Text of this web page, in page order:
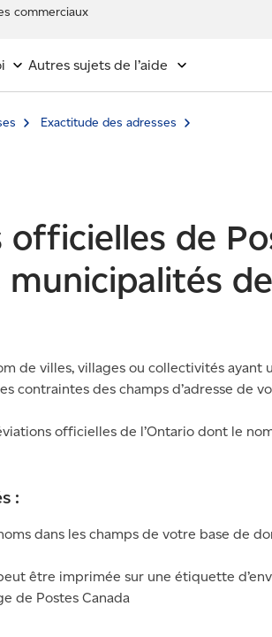
commerciaux
Autres sujets de l’aide
Exactitude des adresses
officielles de
municipalités de
de villes, villages ou collectivités ayant
contraintes des champs d’adresse de
officielles de l’Ontario dont le
:
dans les champs de votre base de
être imprimée sur une étiquette
de Postes Canada